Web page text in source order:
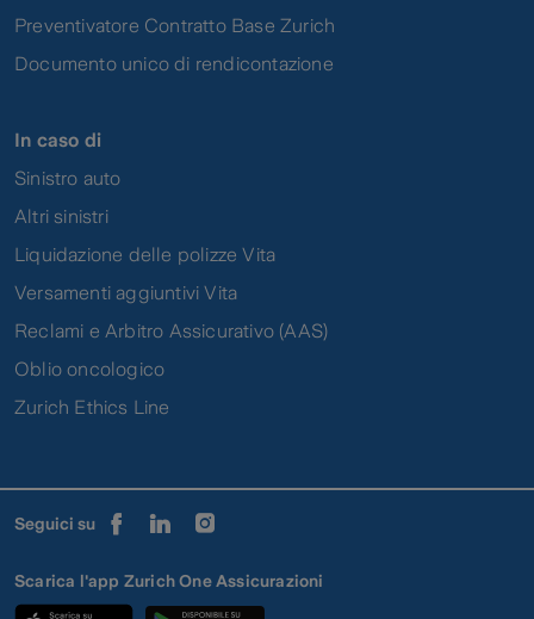
Preventivatore Contratto Base Zurich
Documento unico di rendicontazione
In caso di
Sinistro auto
Altri sinistri
Liquidazione delle polizze Vita
Versamenti aggiuntivi Vita
Reclami e Arbitro Assicurativo (AAS)
Oblio oncologico
Zurich Ethics Line
Seguici su
Scarica l'app Zurich One Assicurazioni